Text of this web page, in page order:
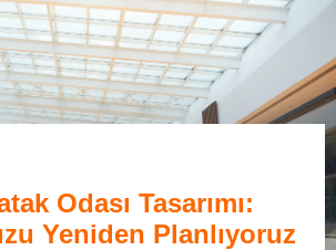
Odası Tasarımı:
Yeniden Planlıyoruz